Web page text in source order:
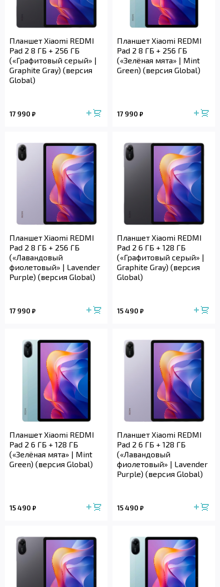
Планшет Xiaomi REDMI
Pad 2 8 ГБ + 256 ГБ
(«Графитовый серый» |
Graphite Gray) (версия
Global)
17 990 ₽
Планшет Xiaomi REDMI
Pad 2 8 ГБ + 256 ГБ
(«Зелёная мята» | Mint
Green) (версия Global)
17 990 ₽
Планшет Xiaomi REDMI
Pad 2 8 ГБ + 256 ГБ
(«Лавандовый
фиолетовый» | Lavender
Purple) (версия Global)
17 990 ₽
Планшет Xiaomi REDMI
Pad 2 6 ГБ + 128 ГБ
(«Графитовый серый» |
Graphite Gray) (версия
Global)
15 490 ₽
Планшет Xiaomi REDMI
Pad 2 6 ГБ + 128 ГБ
(«Зелёная мята» | Mint
Green) (версия Global)
15 490 ₽
Планшет Xiaomi REDMI
Pad 2 6 ГБ + 128 ГБ
(«Лавандовый
фиолетовый» | Lavender
Purple) (версия Global)
15 490 ₽